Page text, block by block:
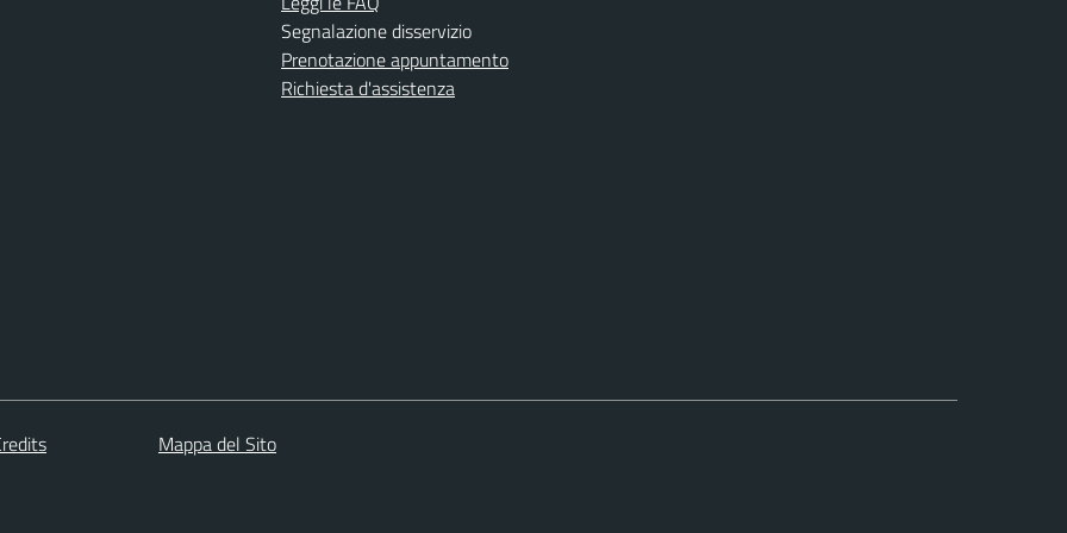
Segnalazione disservizio
Prenotazione appuntamento
Richiesta d'assistenza
Mappa del Sito